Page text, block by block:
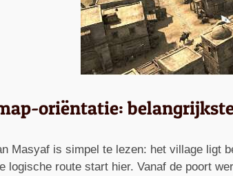
oriëntatie:
Masyaf is simpel te lezen: het village ligt
logische route start hier. Vanaf de poort